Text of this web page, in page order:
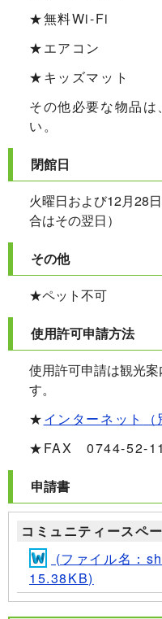
★無料Wi-Fi
★エアコン
★キッズマット
その他必要な物品
い。
閉館日
火曜日および12月28
合はその翌日）
その他
★ペット不可
使用許可申請方法
使用許可申請は観光
す。
★インターネット
★FAX 0744-52-
申請書
コミュニティースペ
(ファイル名：
15.38KB)